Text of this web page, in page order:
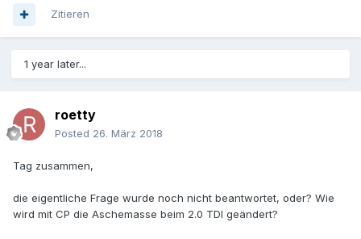
Zitieren
1 year later...
roetty
Posted 26. März 2018
Tag zusammen,
die eigentliche Frage wurde noch nicht beantwortet, oder? Wie
wird mit CP die Aschemasse beim 2.0 TDI geändert?